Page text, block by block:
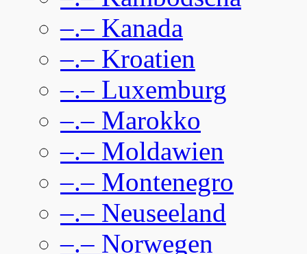
–.– Kanada
–.– Kroatien
–.– Luxemburg
–.– Marokko
–.– Moldawien
–.– Montenegro
–.– Neuseeland
–.– Norwegen